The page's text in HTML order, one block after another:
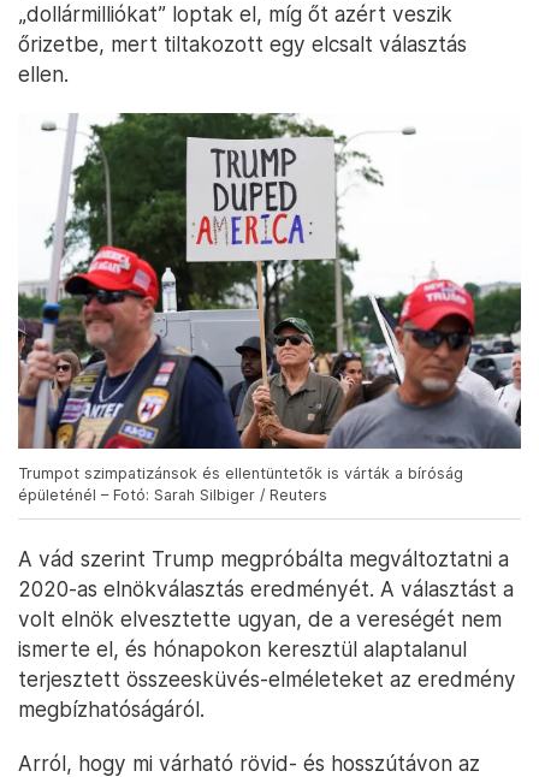
„dollármilliókat” loptak el, míg őt azért veszik
őrizetbe, mert tiltakozott egy elcsalt választás
ellen.
Trumpot szimpatizánsok és ellentüntetők is várták a bíróság
épületénél – Fotó: Sarah Silbiger / Reuters
A vád szerint Trump megpróbálta megváltoztatni a
2020-as elnökválasztás eredményét. A választást a
volt elnök elvesztette ugyan, de a vereségét nem
ismerte el, és hónapokon keresztül alaptalanul
terjesztett összeesküvés-elméleteket az eredmény
megbízhatóságáról.
Arról, hogy mi várható rövid- és hosszútávon az